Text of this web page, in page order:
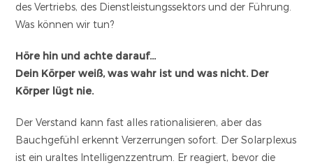
des Vertriebs, des Dienstleistungssektors und der Führung.
Was können wir tun?
Höre hin und achte darauf…
Dein Körper weiß, was wahr ist und was nicht. Der
Körper lügt nie.
Der Verstand kann fast alles rationalisieren, aber das
Bauchgefühl erkennt Verzerrungen sofort. Der Solarplexus
ist ein uraltes Intelligenzzentrum. Er reagiert, bevor die